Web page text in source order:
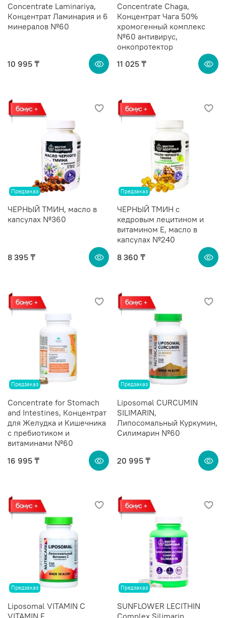
Сoncentrate Laminariya,
Концентрат Ламинария и 6
минералов №60
10 995 ₸
Сoncentrate Chaga,
Концентрат Чага 50%
хромогенный комплекс
№60 антивирус,
онкопротектор
11 025 ₸
Предзаказ
ЧЕРНЫЙ ТМИН, масло в
капсулах №360
8 395 ₸
Предзаказ
ЧЕРНЫЙ ТМИН с
кедровым лецитином и
витамином Е, масло в
капсулах №240
8 360 ₸
Предзаказ
Сoncentrate for Stomach
and Intestines, Концентрат
для Желудка и Кишечника
с пребиотиком и
витаминами №60
16 995 ₸
Предзаказ
Liposomal CURCUMIN
SILIMARIN,
Липосомальный Куркумин,
Силимарин №60
20 995 ₸
Предзаказ
Liposomal VITAMIN C
VITAMIN E,
Предзаказ
SUNFLOWER LECITHIN
Complex Silimarin,